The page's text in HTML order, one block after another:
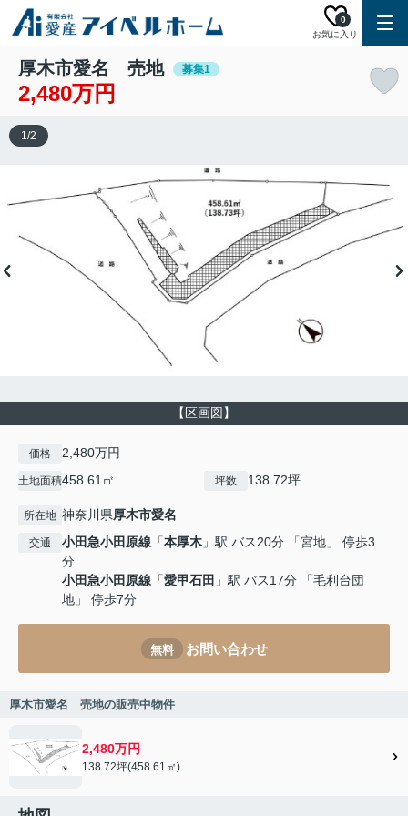
お気に入り
0
厚木市愛名 売地 募集1
2,480万円
【区画図】
1/2
価格 2,480万円
土地面積458.61㎡ 坪数 138.72坪
所在地 神奈川県厚木市愛名
交通 小田急小田原線 「本厚木 」駅 バス20分 「宮地」 停歩3
分
小田急小田原線 「愛甲石田 」駅 バス17分 「毛利台団
地」 停歩7分
無料 お問い合わせ
厚木市愛名 売地の販売中物件
2,480万円
138.72坪(458.61㎡)